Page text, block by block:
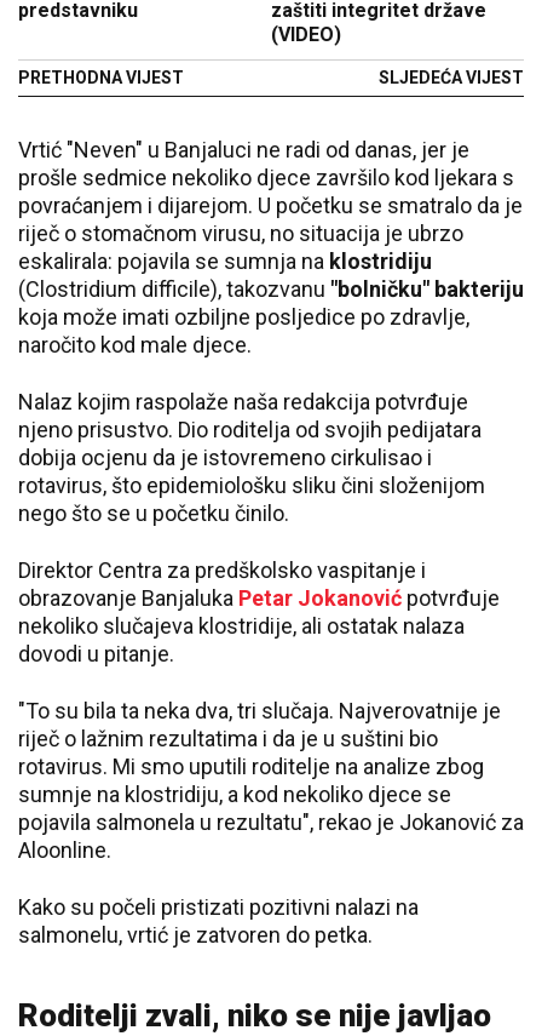
predstavniku
PRETHODNA VIJEST
zaštiti integritet države
(VIDEO)
SLJEDEĆA VIJEST
Vrtić "Neven" u Banjaluci ne radi od danas, jer je
prošle sedmice nekoliko djece završilo kod ljekara s
povraćanjem i dijarejom. U početku se smatralo da je
riječ o stomačnom virusu, no situacija je ubrzo
eskalirala: pojavila se sumnja na klostridiju
(Clostridium difficile), takozvanu "bolničku" bakteriju
koja može imati ozbiljne posljedice po zdravlje,
naročito kod male djece.
Nalaz kojim raspolaže naša redakcija potvrđuje
njeno prisustvo. Dio roditelja od svojih pedijatara
dobija ocjenu da je istovremeno cirkulisao i
rotavirus, što epidemiološku sliku čini složenijom
nego što se u početku činilo.
Direktor Centra za predškolsko vaspitanje i
obrazovanje Banjaluka Petar Jokanović potvrđuje
nekoliko slučajeva klostridije, ali ostatak nalaza
dovodi u pitanje.
"To su bila ta neka dva, tri slučaja. Najverovatnije je
riječ o lažnim rezultatima i da je u suštini bio
rotavirus. Mi smo uputili roditelje na analize zbog
sumnje na klostridiju, a kod nekoliko djece se
pojavila salmonela u rezultatu", rekao je Jokanović za
Aloonline.
Kako su počeli pristizati pozitivni nalazi na
salmonelu, vrtić je zatvoren do petka.
Roditelji zvali, niko se nije javljao